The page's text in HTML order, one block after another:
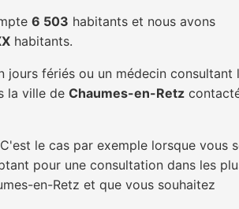
6 503 habitants et nous avons
habitants.
jours fériés ou un médecin consultant
la ville de Chaumes-en-Retz
le cas par exemple lorsque vous
pour une consultation dans les
en-Retz et que vous souhaitez